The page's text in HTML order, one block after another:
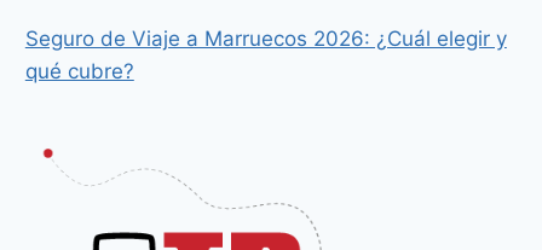
Seguro de Viaje a Marruecos 2026: ¿Cuál elegir y
qué cubre?